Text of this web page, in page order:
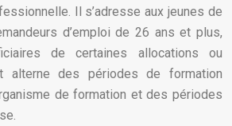
Il s’adresse aux jeunes de
d’emploi de 26 ans et plus,
de certaines allocations ou
alterne des périodes de formation
de formation et des périodes